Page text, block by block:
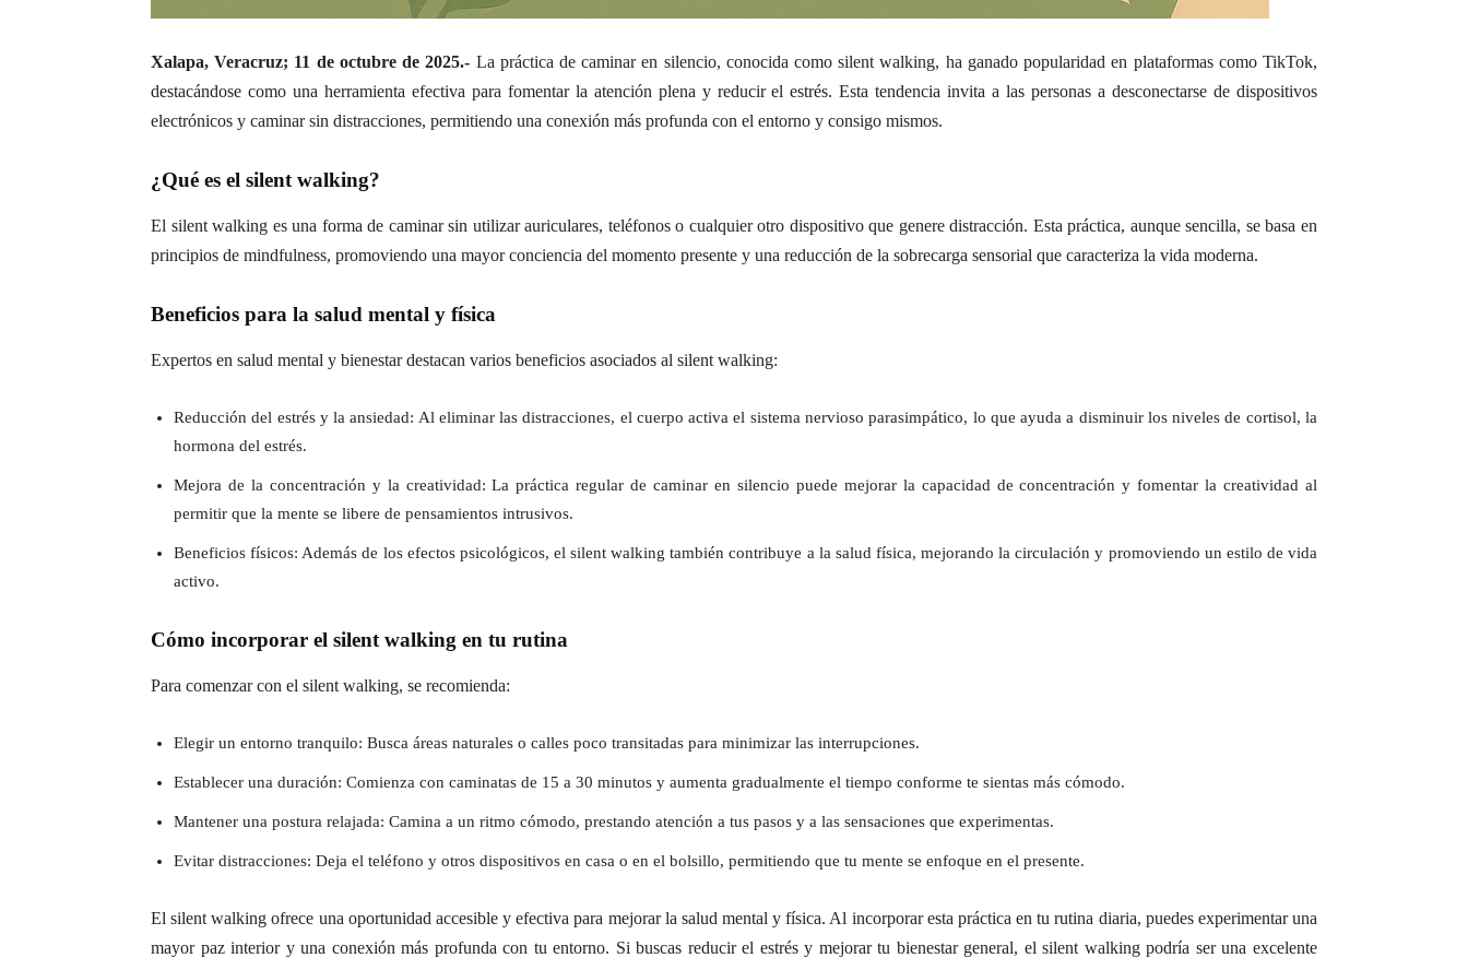
Xalapa, Veracruz; 11 de octubre de 2025.- La práctica de caminar en silencio, conocida como silent walking, ha ganado popularidad en plataformas como TikTok,
destacándose como una herramienta efectiva para fomentar la atención plena y reducir el estrés. Esta tendencia invita a las personas a desconectarse de dispositivos
electrónicos y caminar sin distracciones, permitiendo una conexión más profunda con el entorno y consigo mismos.
¿Qué es el silent walking?
El silent walking es una forma de caminar sin utilizar auriculares, teléfonos o cualquier otro dispositivo que genere distracción. Esta práctica, aunque sencilla, se basa en
principios de mindfulness, promoviendo una mayor conciencia del momento presente y una reducción de la sobrecarga sensorial que caracteriza la vida moderna.
Beneficios para la salud mental y física
Expertos en salud mental y bienestar destacan varios beneficios asociados al silent walking:
Reducción del estrés y la ansiedad: Al eliminar las distracciones, el cuerpo activa el sistema nervioso parasimpático, lo que ayuda a disminuir los niveles de cortisol, la
hormona del estrés.
Mejora de la concentración y la creatividad: La práctica regular de caminar en silencio puede mejorar la capacidad de concentración y fomentar la creatividad al
permitir que la mente se libere de pensamientos intrusivos.
Beneficios físicos: Además de los efectos psicológicos, el silent walking también contribuye a la salud física, mejorando la circulación y promoviendo un estilo de vida
activo.
Cómo incorporar el silent walking en tu rutina
Para comenzar con el silent walking, se recomienda:
Elegir un entorno tranquilo: Busca áreas naturales o calles poco transitadas para minimizar las interrupciones.
Establecer una duración: Comienza con caminatas de 15 a 30 minutos y aumenta gradualmente el tiempo conforme te sientas más cómodo.
Mantener una postura relajada: Camina a un ritmo cómodo, prestando atención a tus pasos y a las sensaciones que experimentas.
Evitar distracciones: Deja el teléfono y otros dispositivos en casa o en el bolsillo, permitiendo que tu mente se enfoque en el presente.
El silent walking ofrece una oportunidad accesible y efectiva para mejorar la salud mental y física. Al incorporar esta práctica en tu rutina diaria, puedes experimentar una
mayor paz interior y una conexión más profunda con tu entorno. Si buscas reducir el estrés y mejorar tu bienestar general, el silent walking podría ser una excelente